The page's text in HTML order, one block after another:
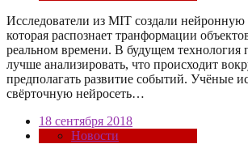
Исследователи из MIT создали нейронную
которая распознает транформации
реальном времени. В будущем
лучше анализировать, что происходит
предполагать развитие событий. Учёные
свёрточную нейросеть…
18 сентября 2018
Новости